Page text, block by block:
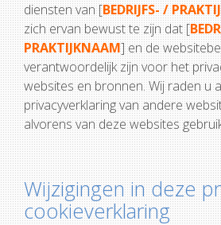
diensten van [BEDRIJFS- /
zich ervan bewust te zijn dat [
PRAKTIJKNAAM] en de
verantwoordelijk zijn voor het
websites en bronnen. Wij raden u
privacyverklaring van andere
alvorens van deze websites
Wijzigingen in deze
cookieverklaring